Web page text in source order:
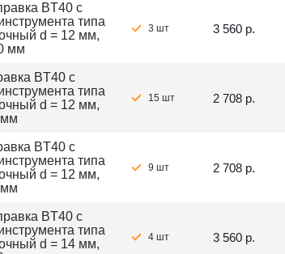
BT40 с
типа
d = 12 мм,
мм
3 шт 3 560 р.
BT40 с
типа
d = 12 мм,
мм
15 шт 2 708 р.
BT40 с
типа
d = 12 мм,
мм
9 шт 2 708 р.
BT40 с
типа
d = 14 мм,
4 шт 3 560 р.